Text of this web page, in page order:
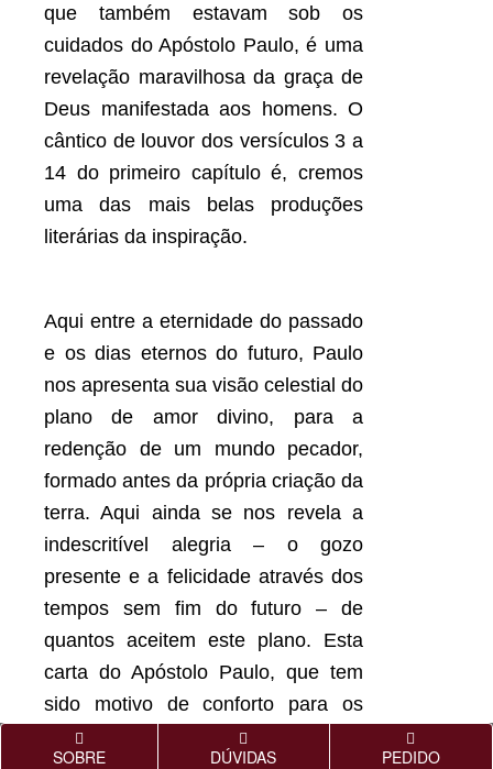
que também estavam sob os
cuidados do Apóstolo Paulo, é uma
revelação maravilhosa da graça de
Deus manifestada aos homens. O
cântico de louvor dos versículos 3 a
14 do primeiro capítulo é, cremos
uma das mais belas produções
literárias da inspiração.
Aqui entre a eternidade do passado
e os dias eternos do futuro, Paulo
nos apresenta sua visão celestial do
plano de amor divino, para a
redenção de um mundo pecador,
formado antes da própria criação da
terra. Aqui ainda se nos revela a
indescritível alegria –
o gozo
presente e a felicidade através dos
tempos sem fim do futuro – de
quantos aceitem este plano. Esta
carta do Apóstolo Paulo, que tem
sido motivo de conforto para os
servos de Deus desde o tempo em
SOBRE DÚVIDAS PEDIDO